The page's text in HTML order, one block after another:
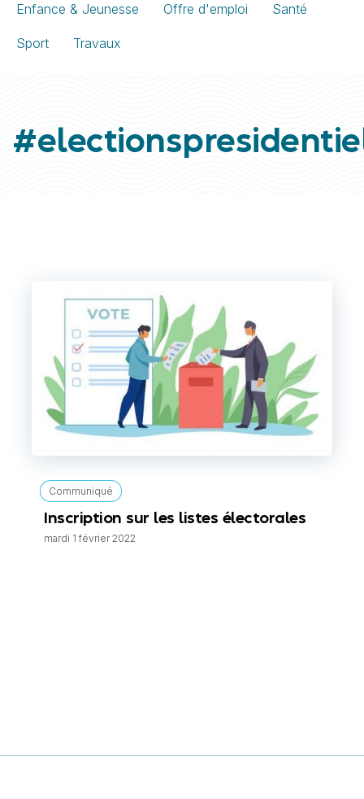
Enfance & Jeunesse Offre d'emploi Santé
Sport Travaux
Communiqué
Inscription sur les listes électorales
mardi 1 février 2022